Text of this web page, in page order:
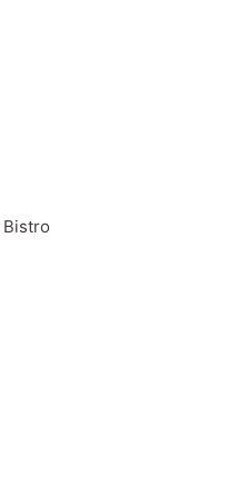
Bistro